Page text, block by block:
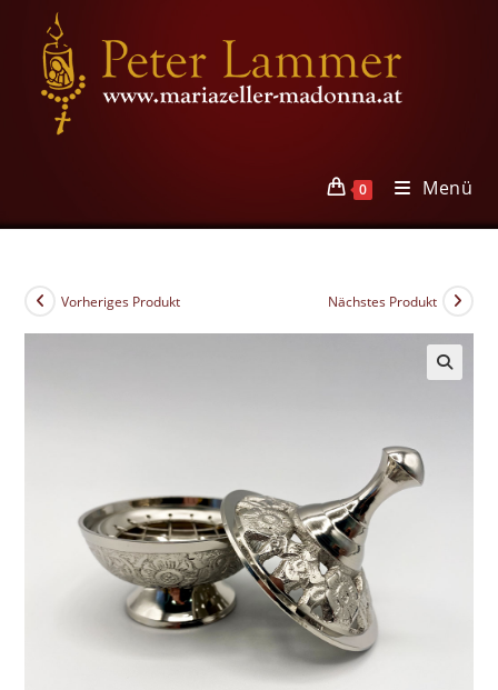
springen
0 Menü
Vorheriges Produkt Nächstes Produkt